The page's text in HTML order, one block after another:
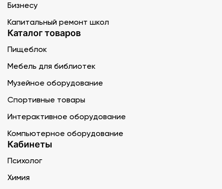
Бизнесу
Капитальный ремонт школ
Каталог товаров
Пищеблок
Мебель для библиотек
Музейное оборудование
Спортивные товары
Интерактивное оборудование
Компьютерное оборудование
Кабинеты
Психолог
Химия